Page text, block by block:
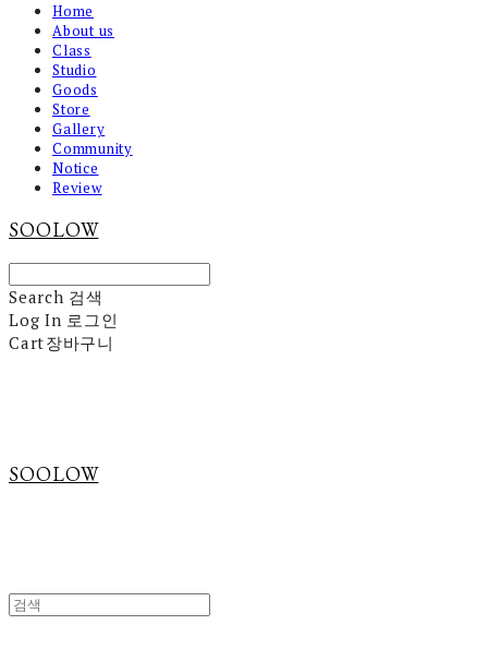
Home
About us
Class
Studio
Goods
Store
Gallery
Community
Notice
Review
SOOLOW
Search 검색
Log In 로그인
Cart장바구니
SOOLOW